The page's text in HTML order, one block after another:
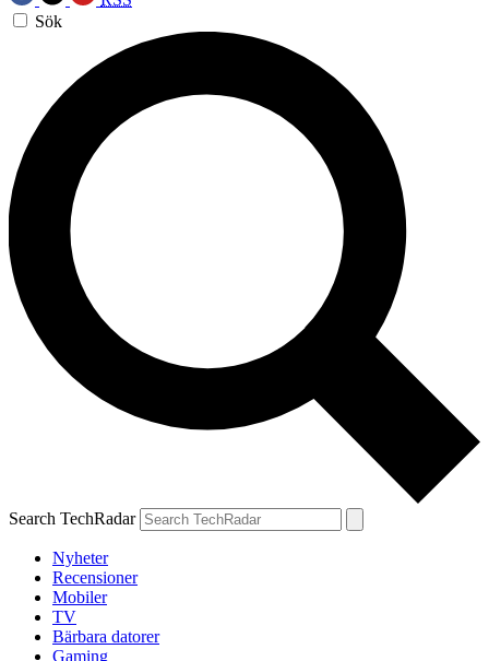
Sök
Search TechRadar
Nyheter
Recensioner
Mobiler
TV
Bärbara datorer
Gaming